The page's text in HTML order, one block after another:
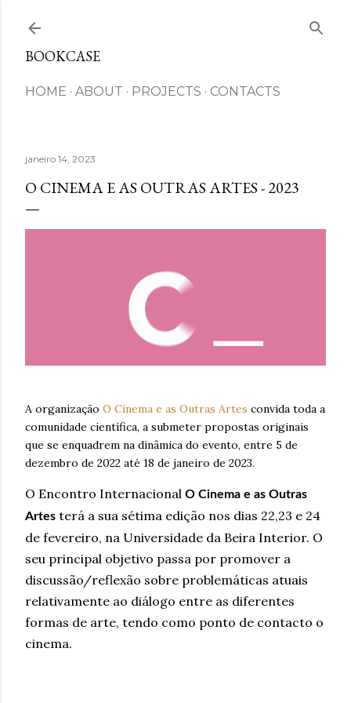
BOOKCASE
HOME ABOUT PROJECTS CONTACTS
janeiro 14, 2023
O CINEMA E AS OUTRAS ARTES - 2023
A organização O Cinema e as Outras Artes convida toda a
comunidade científica, a submeter propostas originais
que se enquadrem na dinâmica do evento, entre 5 de
dezembro de 2022 até 18 de janeiro de 2023.
O Encontro Internacional O Cinema e as Outras
Artes terá a sua sétima edição nos dias 22,23 e 24
de fevereiro, na Universidade da Beira Interior. O
seu principal objetivo passa por promover a
discussão/reflexão sobre problemáticas atuais
relativamente ao diálogo entre as diferentes
formas de arte, tendo como ponto de contacto o
cinema.